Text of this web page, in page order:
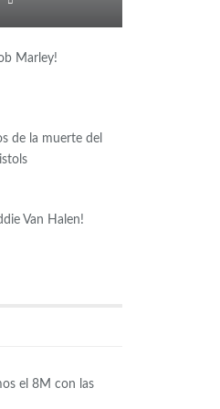
Marley!
de la muerte del
Van Halen!
el 8M con las